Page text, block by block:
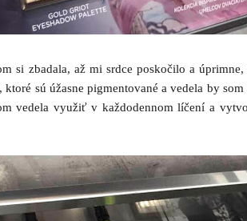
si zbadala, až mi srdce poskočilo a
ktoré sú úžasne pigmentované a vedela by
vedela využiť v každodennom líčení a